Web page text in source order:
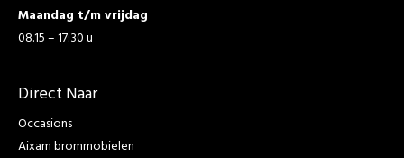
Maandag t/m vrijdag
08.15 – 17:30 u
Direct Naar
Occasions
Aixam brommobielen